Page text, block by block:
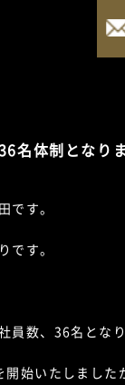
名体制となり
です。
です。
員数、36名となり
始いたしました